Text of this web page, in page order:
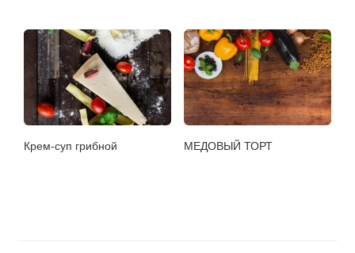
Крем-суп грибной МЕДОВЫЙ ТОРТ